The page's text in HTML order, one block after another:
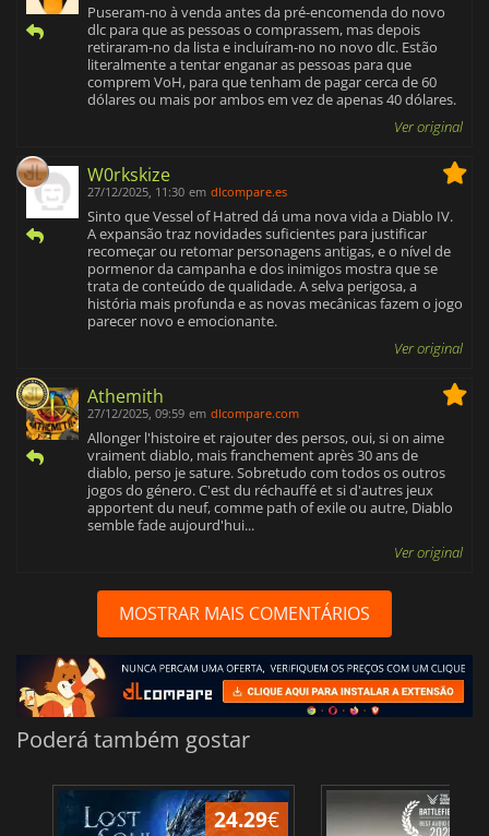
Puseram-no à venda antes da pré-encomenda do novo
dlc para que as pessoas o comprassem, mas depois
retiraram-no da lista e incluíram-no no novo dlc. Estão
literalmente a tentar enganar as pessoas para que
comprem VoH, para que tenham de pagar cerca de 60
dólares ou mais por ambos em vez de apenas 40 dólares.
Ver original
W0rkskize
27/12/2025, 11:30 em dlcompare.es
Sinto que Vessel of Hatred dá uma nova vida a Diablo IV.
A expansão traz novidades suficientes para justificar
recomeçar ou retomar personagens antigas, e o nível de
pormenor da campanha e dos inimigos mostra que se
trata de conteúdo de qualidade. A selva perigosa, a
história mais profunda e as novas mecânicas fazem o jogo
parecer novo e emocionante.
Ver original
Athemith
27/12/2025, 09:59 em dlcompare.com
Allonger l'histoire et rajouter des persos, oui, si on aime
vraiment diablo, mais franchement après 30 ans de
diablo, perso je sature. Sobretudo com todos os outros
jogos do género. C'est du réchauffé et si d'autres jeux
apportent du neuf, comme path of exile ou autre, Diablo
semble fade aujourd'hui...
Ver original
MOSTRAR MAIS COMENTÁRIOS
Poderá também gostar
24.29€